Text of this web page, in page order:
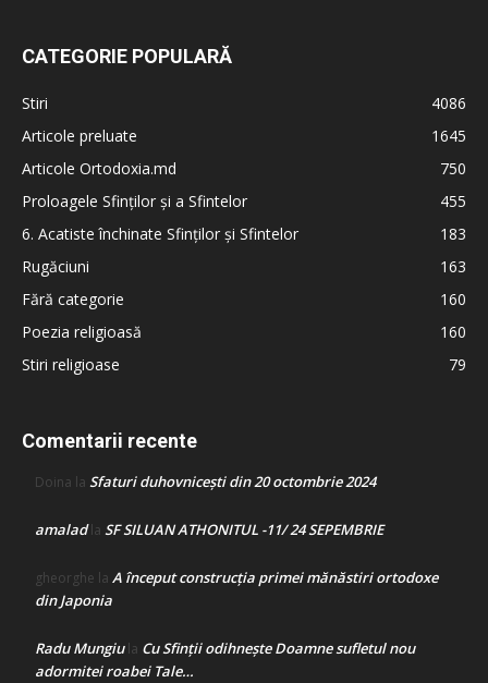
CATEGORIE POPULARĂ
Stiri
4086
Articole preluate
1645
Articole Ortodoxia.md
750
Proloagele Sfinților și a Sfintelor
455
6. Acatiste închinate Sfinților și Sfintelor
183
Rugăciuni
163
Fără categorie
160
Poezia religioasă
160
Stiri religioase
79
Comentarii recente
Doina la Sfaturi duhovnicești din 20 octombrie 2024
amaladla SF SILUAN ATHONITUL -11/ 24 SEPEMBRIE
gheorghe la A început construcţia primei mănăstiri ortodoxe
din Japonia
Radu Mungiula Cu Sfinții odihnește Doamne sufletul nou
adormitei roabei Tale…